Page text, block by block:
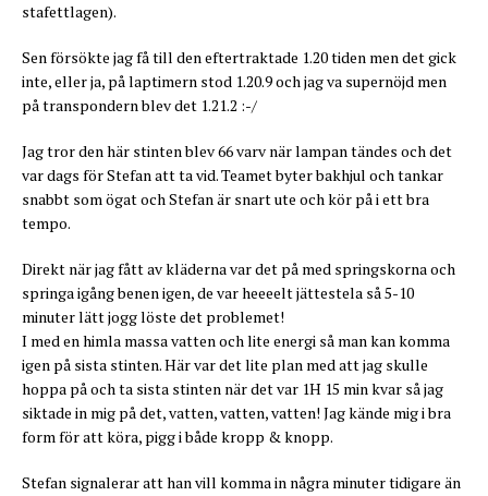
stafettlagen).
Sen försökte jag få till den eftertraktade 1.20 tiden men det gick
inte, eller ja, på laptimern stod 1.20.9 och jag va supernöjd men
på transpondern blev det 1.21.2 :-/
Jag tror den här stinten blev 66 varv när lampan tändes och det
var dags för Stefan att ta vid. Teamet byter bakhjul och tankar
snabbt som ögat och Stefan är snart ute och kör på i ett bra
tempo.
Direkt när jag fått av kläderna var det på med springskorna och
springa igång benen igen, de var heeeelt jättestela så 5-10
minuter lätt jogg löste det problemet!
I med en himla massa vatten och lite energi så man kan komma
igen på sista stinten. Här var det lite plan med att jag skulle
hoppa på och ta sista stinten när det var 1H 15 min kvar så jag
siktade in mig på det, vatten, vatten, vatten! Jag kände mig i bra
form för att köra, pigg i både kropp & knopp.
Stefan signalerar att han vill komma in några minuter tidigare än